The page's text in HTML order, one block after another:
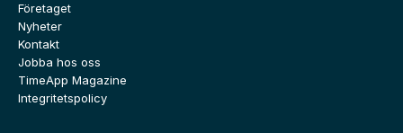
Företaget
Nyheter
Kontakt
Jobba hos oss
TimeApp Magazine
Integritetspolicy